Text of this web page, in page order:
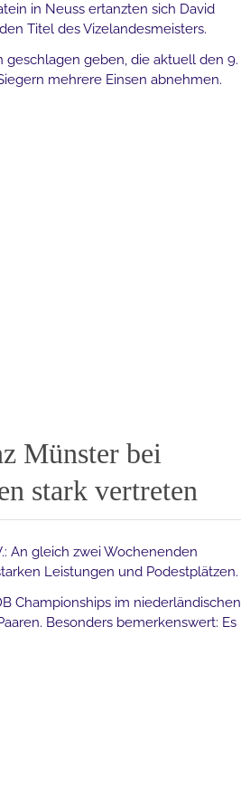
in Neuss ertanzten sich David
Titel des Vizelandesmeisters.
geben, die aktuell den 9.
mehrere Einsen abnehmen.
Münster bei
stark vertreten
An gleich zwei Wochenenden
Leistungen und Podestplätzen.
Championships im niederländischen
Besonders bemerkenswert: Es